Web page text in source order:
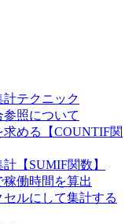
テクニック
照について
める【COUNTIF関
【SUMIF関数】
働時間を算出
ルにして集計する